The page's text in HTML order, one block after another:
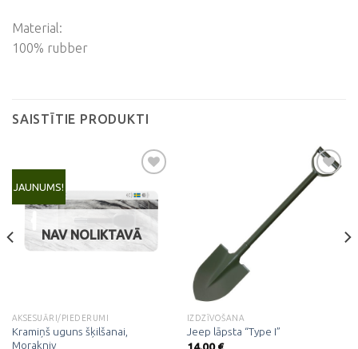
Material:
100% rubber
SAISTĪTIE PRODUKTI
JAUNUMS!
Pievienot
sarakstam
NAV NOLIKTAVĀ
AKSESUĀRI/PIEDERUMI
Kramiņš uguns šķilšanai,
Morakniv
IZDZĪVOŠANA
Jeep lāpsta “Type I”
14.00€